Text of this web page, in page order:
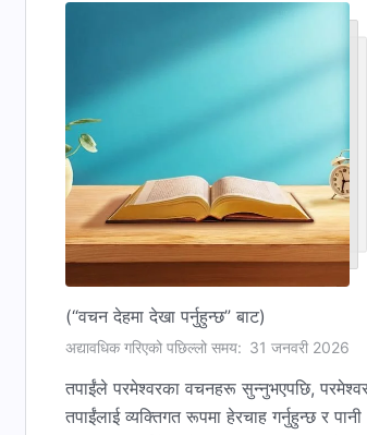
(“वचन देहमा देखा पर्नुहुन्छ” बाट)
अद्यावधिक गरिएको पछिल्लो समय: 31 जनवरी 2026
तपाईंले परमेश्‍वरका वचनहरू सुन्‍नुभएपछि,
तपाईंलाई व्यक्तिगत रूपमा हेरचाह गर्नुहुन्छ र पानी
स्वभाव र उहाँसँग जे छ र उहाँ जे हुनुहुन्छ